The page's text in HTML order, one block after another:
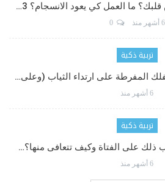
ما العمل كي يعود الانسجام؟ 3…
6 أشهر منذ 0
تربية ذكية
المفرطة على ارتداء الثياب (وعلى…
6 أشهر منذ
تربية ذكية
ذلك على الفتاة وكيف تتعافى منها؟…
6 أشهر منذ